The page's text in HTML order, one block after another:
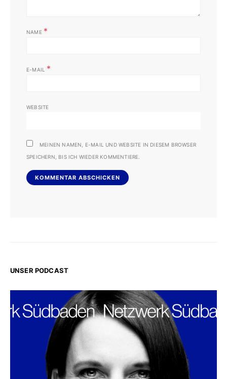
NAME *
E-MAIL *
WEBSITE
MEINEN NAMEN, E-MAIL UND WEBSITE IN DIESEM BROWSER
SPEICHERN, BIS ICH WIEDER KOMMENTIERE.
UNSER PODCAST